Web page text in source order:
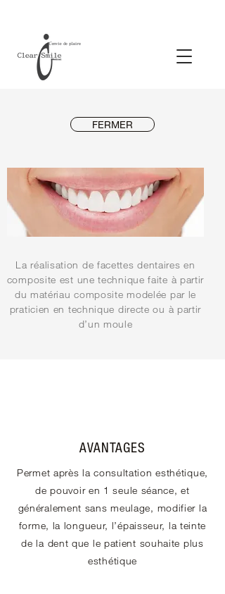
FERMER
La réalisation de facettes dentaires en
composite est une technique faite à partir
du matériau composite modelée par le
praticien en technique directe ou à partir
d’un moule
AVANTAGES
Permet après la consultation esthétique,
de pouvoir en 1 seule séance, et
généralement sans meulage, modifier la
forme, la longueur, l’épaisseur, la teinte
de la dent que le patient souhaite plus
esthétique